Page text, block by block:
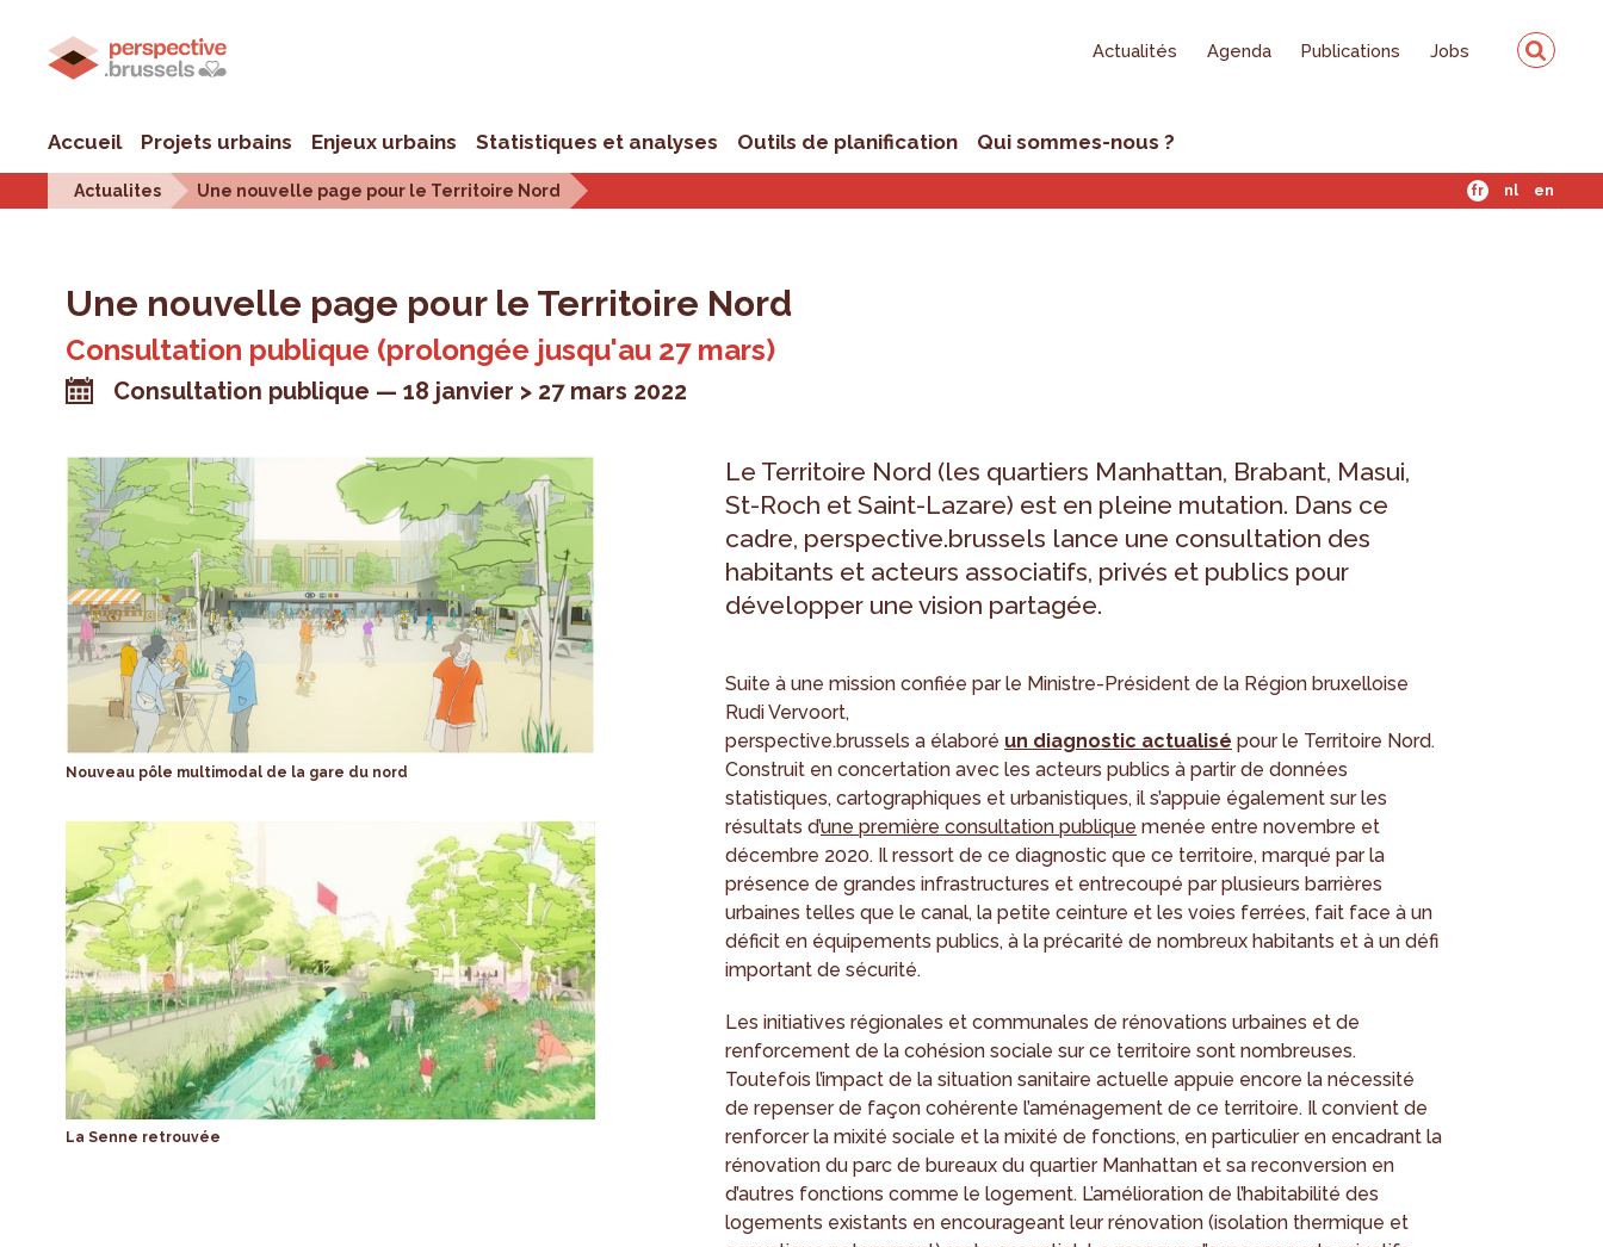
Actualités Agenda Publications Jobs
Accueil Projets urbains Enjeux urbains Statistiques et analyses Outils de planification Qui sommes-nous ?
Actualites Une nouvelle page pour le Territoire Nord fr nl en
Une nouvelle page pour le Territoire Nord
Consultation publique (prolongée jusqu'au 27 mars)
Consultation publique 18 janvier > 27 mars 2022
Nouveau pôle multimodal de la gare du nord
La Senne retrouvée
Le Territoire Nord (les quartiers Manhattan, Brabant, Masui,
St-Roch et Saint-Lazare) est en pleine mutation. Dans ce
cadre, perspective.brussels lance une consultation des
habitants et acteurs associatifs, privés et publics pour
développer une vision partagée.
Suite à une mission confiée par le Ministre-Président de la Région bruxelloise
Rudi Vervoort,
perspective.brussels a élaboré un diagnostic actualisé pour le Territoire Nord.
Construit en concertation avec les acteurs publics à partir de données
statistiques, cartographiques et urbanistiques, il s’appuie également sur les
résultats d’une première consultation publique menée entre novembre et
décembre 2020. Il ressort de ce diagnostic que ce territoire, marqué par la
présence de grandes infrastructures et entrecoupé par plusieurs barrières
urbaines telles que le canal, la petite ceinture et les voies ferrées, fait face à un
déficit en équipements publics, à la précarité de nombreux habitants et à un défi
important de sécurité.
Les initiatives régionales et communales de rénovations urbaines et de
renforcement de la cohésion sociale sur ce territoire sont nombreuses.
Toutefois l’impact de la situation sanitaire actuelle appuie encore la nécessité
de repenser de façon cohérente l’aménagement de ce territoire. Il convient de
renforcer la mixité sociale et la mixité de fonctions, en particulier en encadrant la
rénovation du parc de bureaux du quartier Manhattan et sa reconversion en
d’autres fonctions comme le logement. L’amélioration de l’habitabilité des
logements existants en encourageant leur rénovation (isolation thermique et